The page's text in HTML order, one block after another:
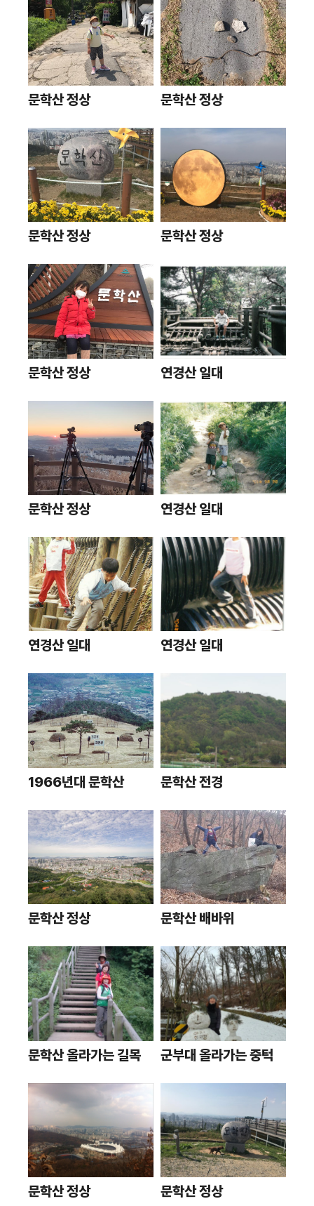
문학산 정상 문학산 정상
문학산 정상 문학산 정상
문학산 정상 연경산 일대
문학산 정상 연경산 일대
연경산 일대 연경산 일대
1966년대 문학산 문학산 전경
문학산 정상 문학산 배바위
문학산 올라가는 길목 군부대 올라가는 중턱
문학산 정상 문학산 정상